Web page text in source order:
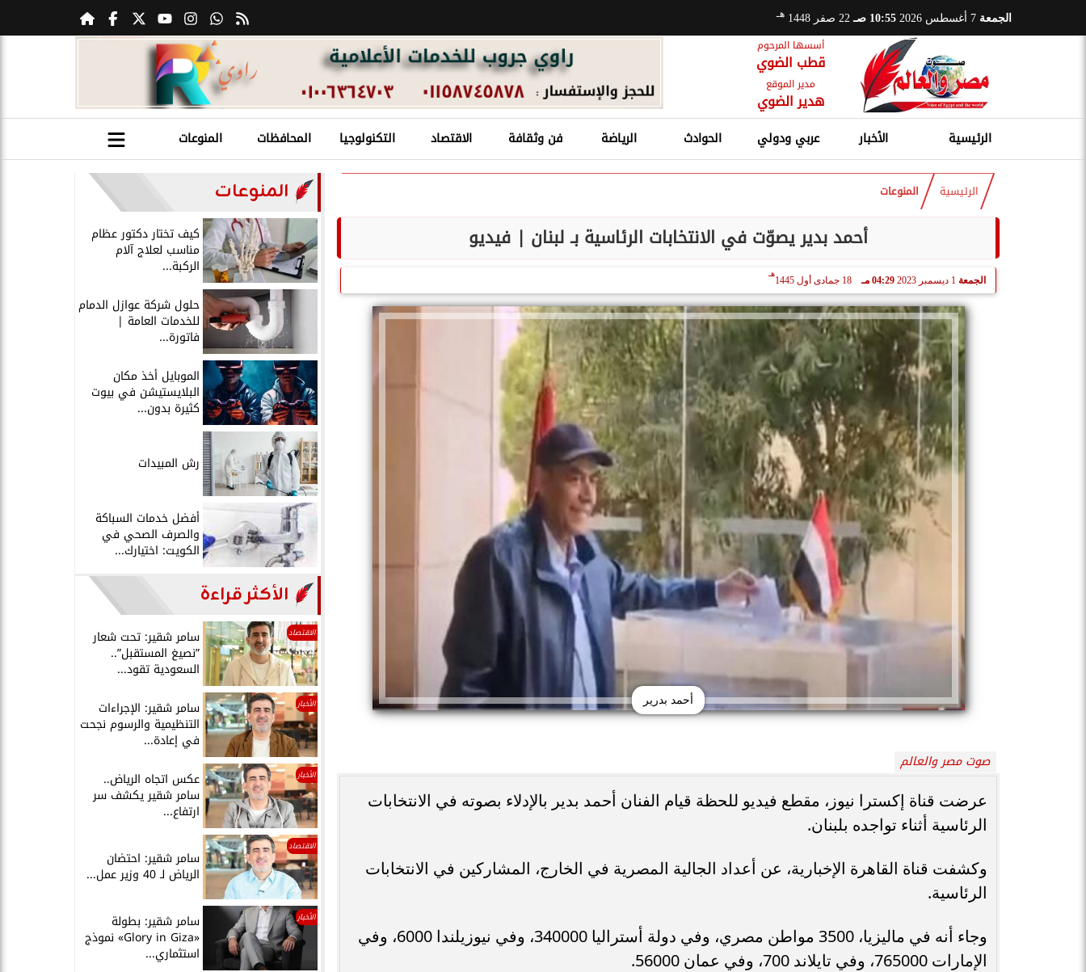
الجمعة 10:55 صـ 22 صفر 1448 هـ
أسسها المرحوم
قطب الضوي
مدير الموقع
هدير الضوي
الرئيسية الأخبار عربي ودولي الحوادث الرياضة فن وثقافة الاقتصاد التكنولوجيا المحافظات المنوعات
الرئيسية المنوعات
أحمد بدير يصوّت في الانتخابات الرئاسية بـ لبنان | فيديو
الجمعة 04:29 مـ 18 جمادى أول 1445
هـ
أحمد بدرير
صوت مصر والعالم
عرضت قناة إكسترا نيوز، مقطع فيديو للحظة قيام الفنان أحمد بدير بالإدلاء بصوته في الانتخابات
الرئاسية أثناء تواجده بلبنان.
وكشفت قناة القاهرة الإخبارية، عن أعداد الجالية المصرية في الخارج، المشاركين في الانتخابات
الرئاسية.
وجاء أنه في ماليزيا، 3500 مواطن مصري، وفي دولة أستراليا 340000، وفي نيوزيلندا 6000، وفي
الإمارات 765000، وفي تايلاند 700، وفي عمان 56000.
المنوعات
كيف تختار دكتور عظام
مناسب لعلاج آلام
الركبة...
حلول شركة عوازل الدمام
للخدمات العامة |
فاتورة...
الموبايل أخذ مكان
البلايستيشن في بيوت
كثيرة بدون...
رش المبيدات
أفضل خدمات السباكة
والصرف الصحي في
الكويت: اختيارك...
الأكثر قراءة
الاقتصاد سامر شقير: تحت شعار
”نصيغ المستقبل”..
السعودية تقود...
الأخبار سامر شقير: الإجراءات
التنظيمية والرسوم نجحت
في إعادة...
الأخبار عكس اتجاه الرياض..
سامر شقير يكشف سر
ارتفاع...
الاقتصاد
سامر شقير: احتضان
الرياض لـ 40 وزير عمل...
الأخبار سامر شقير: بطولة
«Glory in Giza» نموذج
استثماري...